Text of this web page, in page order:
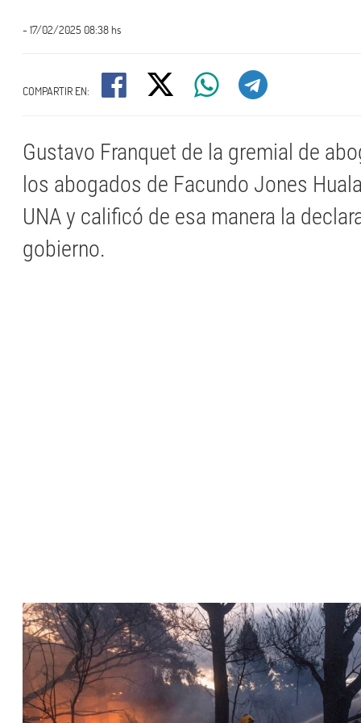
- 17/02/2025 08:38 hs
COMPARTIR EN:
Gustavo Franquet de la gremial de
los abogados de Facundo Jones
UNA y calificó de esa manera la
gobierno.